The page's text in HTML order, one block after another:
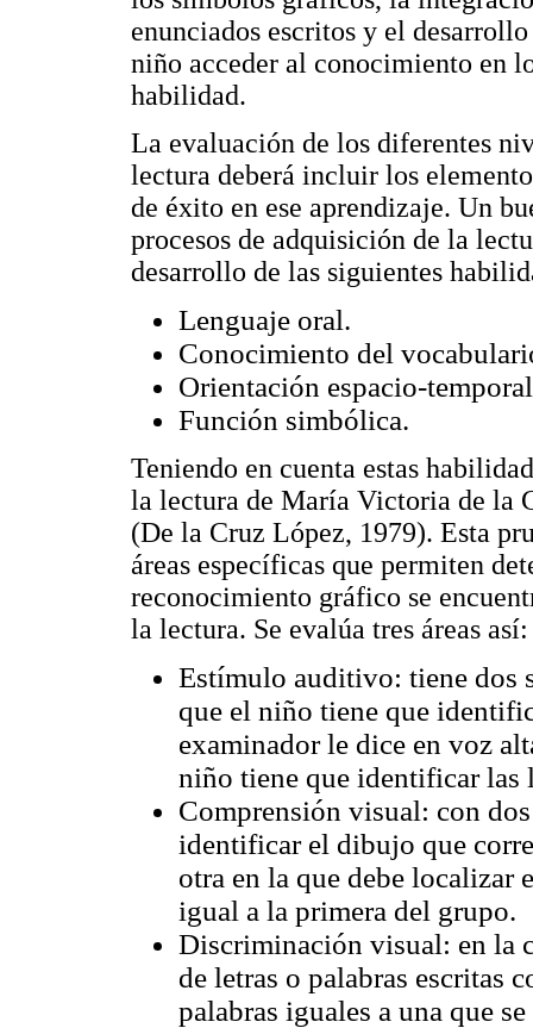
enunciados escritos y el
niño acceder al conocimiento en
habilidad.
La evaluación de los diferentes
lectura deberá incluir los
de éxito en ese aprendizaje. Un
procesos de adquisición de la
desarrollo de las siguientes
Lenguaje oral.
Conocimiento del
Orientación espacio-
Función simbólica.
Teniendo en cuenta estas
la lectura de María Victoria de la
(De la Cruz López, 1979). Esta
áreas específicas que permiten
reconocimiento gráfico se
la lectura. Se evalúa tres áreas así:
Estímulo auditivo: tiene dos
que el niño tiene que
examinador le dice en voz
niño tiene que identificar las
Comprensión visual: con
identificar el dibujo que
otra en la que debe localizar
igual a la primera del grupo.
Discriminación visual: en la
de letras o palabras escritas
palabras iguales a una que